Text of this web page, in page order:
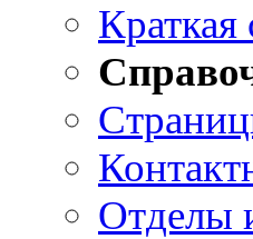
Краткая
Отделы